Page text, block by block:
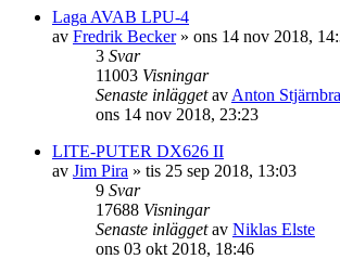
Laga AVAB LPU-4
av Fredrik Becker» ons 14 nov 2018,
3 Svar
11003 Visningar
Senaste inläggetav Anton
ons 14 nov 2018, 23:23
LITE-PUTER DX626 II
av Jim Pira » tis 25 sep 2018, 13:03
9 Svar
17688 Visningar
Senaste inläggetav Niklas Elste
ons 03 okt 2018, 18:46